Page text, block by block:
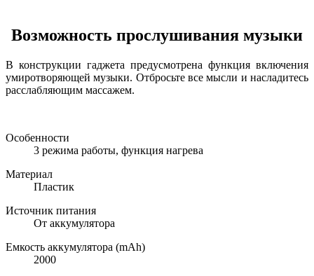
Возможность прослушивания музыки
В конструкции гаджета предусмотрена функция включения
умиротворяющей музыки. Отбросьте все мысли и насладитесь
расслабляющим массажем.
Особенности
3 режима работы, функция нагрева
Материал
Пластик
Источник питания
От аккумулятора
Емкость аккумулятора (mAh)
2000